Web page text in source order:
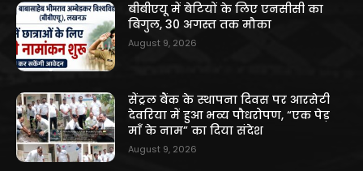
बीबीएयू में बेटियों के लिए एनसीसी का
बिगुल, 30 अगस्त तक मौका
August 9, 2026
सेंट्रल बैंक के स्थापना दिवस पर आरसेटी
देवरिया में हुआ भव्य पौधरोपण, “एक पेड़
माँ के नाम” का दिया संदेश
August 9, 2026